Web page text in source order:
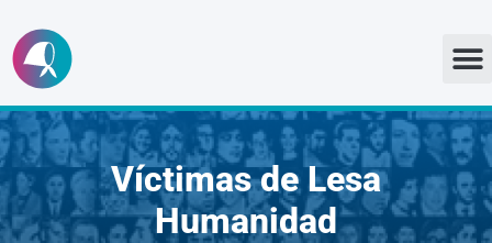
Ir
al
contenido
Víctimas de Lesa
Humanidad